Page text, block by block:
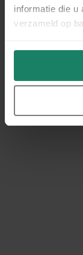
informatie die u
verzameld op